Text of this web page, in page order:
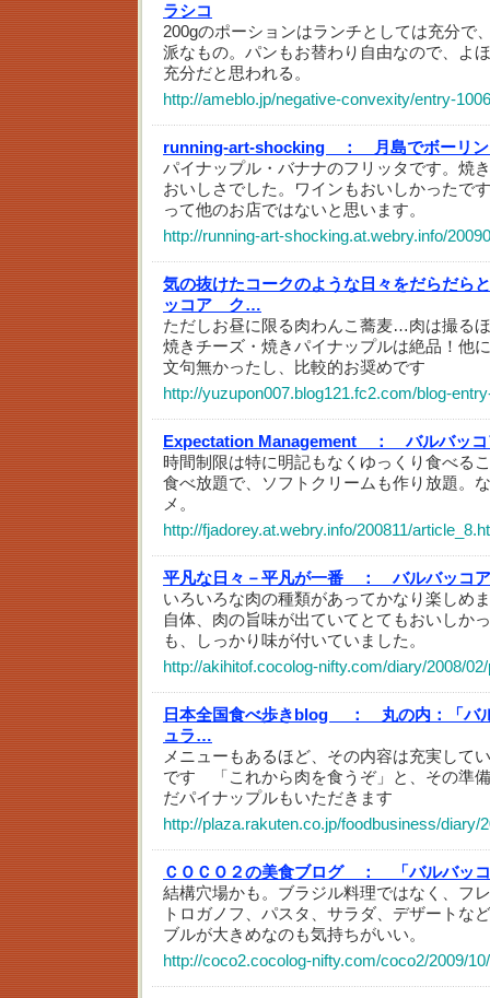
ラシコ
200gのポーションはランチとしては充分で
派なもの。パンもお替わり自由なので、よ
充分だと思われる。
http://ameblo.jp/negative-convexity/entry-
running-art-shocking ：
月島でボーリ
パイナップル・バナナのフリッタです。焼
おいしさでした。ワインもおいしかったで
って他のお店ではないと思います。
http://running-art-shocking.at.webry.info/
気の抜けたコークのような日々をだらだ
ッコア ク…
ただしお昼に限る肉わんこ蕎麦…肉は撮る
焼きチーズ・焼きパイナップルは絶品！他
文句無かったし、比較的お奨めです
http://yuzupon007.blog121.fc2.com/blog-
Expectation Management ：
バルバッ
時間制限は特に明記もなくゆっくり食べる
食べ放題で、ソフトクリームも作り放題。
メ。
http://fjadorey.at.webry.info/200811/
平凡な日々－平凡が一番 ：
バルバッコ
いろいろな肉の種類があってかなり楽しめ
自体、肉の旨味が出ていてとてもおいしか
も、しっかり味が付いていました。
http://akihitof.cocolog-nifty.com/diary/2008/
日本全国食べ歩きblog ：
丸の内：「
ュラ…
メニューもあるほど、その内容は充実して
です 「これから肉を食うぞ」と、その準
だパイナップルもいただきます
http://plaza.rakuten.co.jp/foodbusiness/diary/
ＣＯＣＯ２の美食ブログ ：
「バルバッ
結構穴場かも。ブラジル料理ではなく、フ
トロガノフ、パスタ、サラダ、デザートな
ブルが大きめなのも気持ちがいい。
http://coco2.cocolog-nifty.com/coco2/2009/